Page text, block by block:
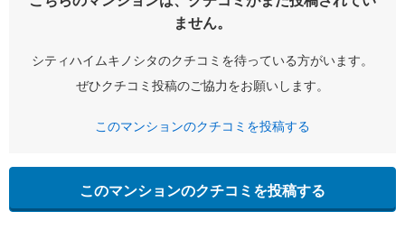
ません。
シティハイムキノシタのクチコミを待っている方がいます。
ぜひクチコミ投稿のご協力をお願いします。
このマンションのクチコミを投稿する
このマンションのクチコミを投稿する